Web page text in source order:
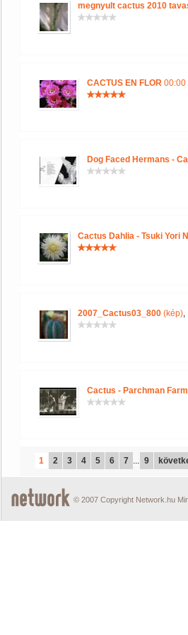
megnyult cactus 2010
CACTUS EN FLOR 00:00
Dog Faced Hermans -
Cactus Dahlia - Tsuki Yori
2007_Cactus03_800 (kép),
Cactus - Parchman
1 2 3 4 5 6 7 ... 9
© 2007 Copyright Network.hu